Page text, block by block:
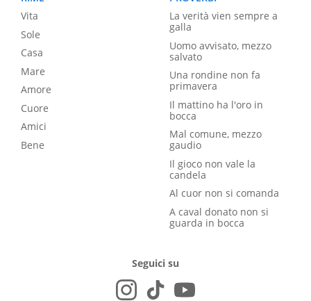
Vita
Sole
Casa
Mare
Amore
Cuore
Amici
Bene
La verità vien sempre a
galla
Uomo avvisato, mezzo
salvato
Una rondine non fa
primavera
Il mattino ha l'oro in
bocca
Mal comune, mezzo
gaudio
Il gioco non vale la
candela
Al cuor non si comanda
A caval donato non si
guarda in bocca
Seguici su